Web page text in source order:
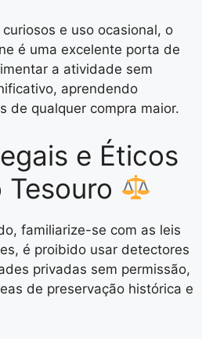
e uso ocasional, o
é uma excelente porta de
a atividade sem
aprendendo
de qualquer compra maior.
e Éticos
familiarize-se com as leis
é proibido usar detectores
privadas sem permissão,
de preservação histórica e